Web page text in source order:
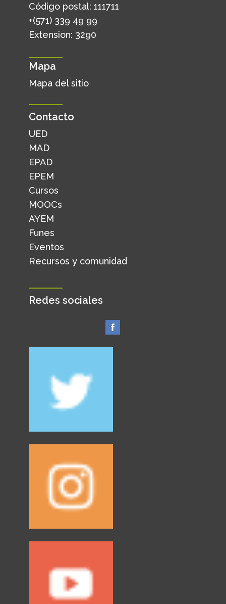
Código postal: 111711
+(571) 339 49 99
Extension: 3290
Mapa
Mapa del sitio
Contacto
UED
MAD
EPAD
EPEM
Cursos
MOOCs
AYEM
Funes
Eventos
Recursos y comunidad
Redes sociales